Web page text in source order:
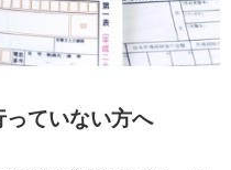
ていない方へ